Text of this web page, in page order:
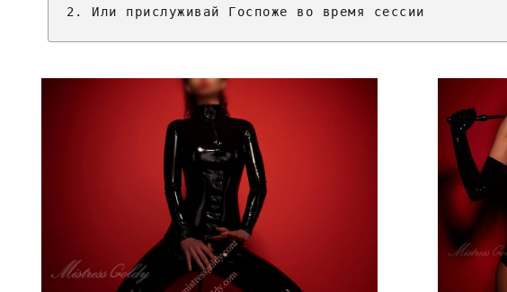
2. Или прислуживай Госпоже во время сессии